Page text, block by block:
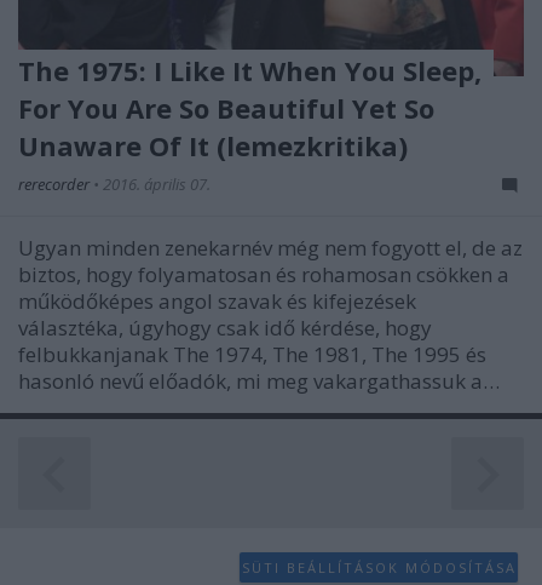
The 1975: I Like It When You Sleep,
For You Are So Beautiful Yet So
Unaware Of It (lemezkritika)
rerecorder • 2016. április 07.
Ugyan minden zenekarnév még nem fogyott el, de az
biztos, hogy folyamatosan és rohamosan csökken a
működőképes angol szavak és kifejezések
választéka, úgyhogy csak idő kérdése, hogy
felbukkanjanak The 1974, The 1981, The 1995 és
hasonló nevű előadók, mi meg vakargathassuk a…
SÜTI BEÁLLÍTÁSOK MÓDOSÍTÁSA